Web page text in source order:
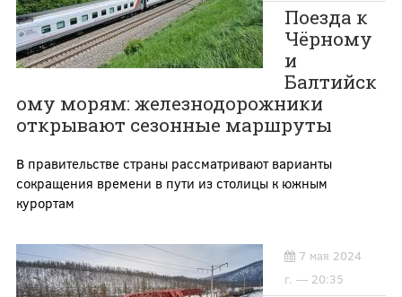
Поезда к
Чёрному
и
Балтийск
ому морям: железнодорожники
открывают сезонные маршруты
В правительстве страны рассматривают варианты
сокращения времени в пути из столицы к южным
курортам
7 мая 2024
г. — 20:35